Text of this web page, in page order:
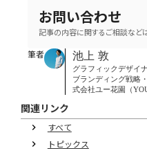
お問い合わせ
記事の内容に関するご相談など
筆者 池上 敦
グラフィックデザイ
ブランディング戦略
式会社ユー花園（
関連リンク
keyboard_arrow_right すべて
keyboard_arrow_right トピックス